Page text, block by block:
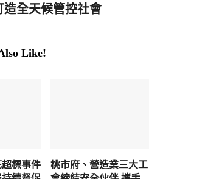
造全天候管控社會
Like!
標事件
桃市府、營造業三大工